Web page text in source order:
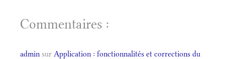
Commentaires :
admin sur Application : fonctionnalités et corrections du